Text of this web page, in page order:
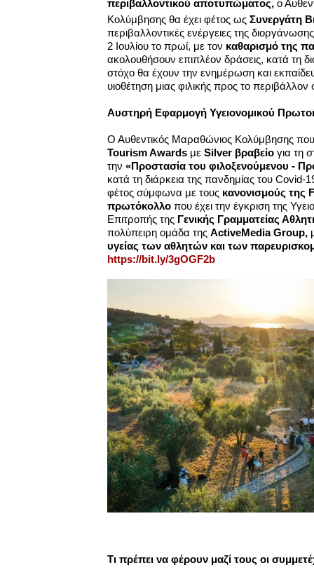
περιβαλλοντικού αποτυπώματος, ο
Κολύμβησης θα έχει φέτος ως Συνεργάτη
περιβαλλοντικές ενέργειες της
2 Ιουλίου το πρωί, με τον καθαρισμό της
ακολουθήσουν επιπλέον δράσεις, κατά τη
στόχο θα έχουν την ενημέρωση και
υιοθέτηση μιας φιλικής προς το
Αυστηρή Εφαρμογή Υγειονομικού
Ο Αυθεντικός Μαραθώνιος Κολύμβησης
Tourism Awards με Silver βραβείο για τη
την «Προστασία του φιλοξενούμενου -
κατά τη διάρκεια της πανδημίας του Covid-
φέτος σύμφωνα με τους κανονισμούς της
πρωτόκολλο που έχει την έγκριση της
Επιτροπής της Γενικής Γραμματείας
πολύπειρη ομάδα της ActiveMedia Group,
υγείας των αθλητών και των
https://bit.ly/3gOGF2b
Τι πρέπει να φέρουν μαζί τους οι